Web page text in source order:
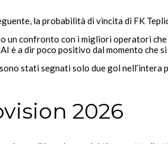
la probabilità di vincita di FK
un confronto con i migliori operatori
è a dir poco positivo dal momento che
stati segnati solo due gol nell’intera
2026